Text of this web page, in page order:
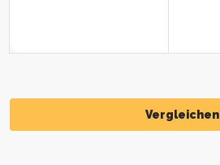
Vergleichen